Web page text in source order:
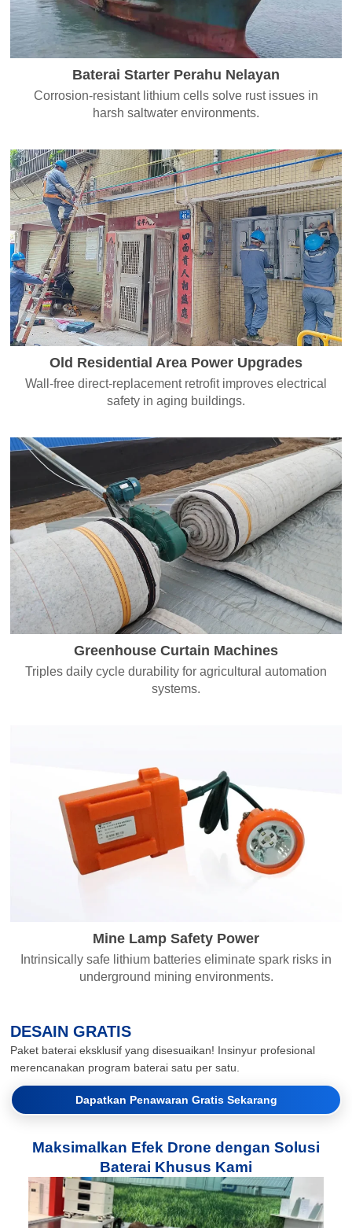
Baterai Starter Perahu Nelayan
Corrosion-resistant lithium cells solve rust issues in
harsh saltwater environments.
Old Residential Area Power Upgrades
Wall-free direct-replacement retrofit improves electrical
safety in aging buildings.
Greenhouse Curtain Machines
Triples daily cycle durability for agricultural automation
systems.
Mine Lamp Safety Power
Intrinsically safe lithium batteries eliminate spark risks in
underground mining environments.
DESAIN GRATIS
Paket baterai eksklusif yang disesuaikan! Insinyur profesional
merencanakan program baterai satu per satu.
Dapatkan Penawaran Gratis Sekarang
Maksimalkan Efek Drone dengan Solusi
Baterai Khusus Kami